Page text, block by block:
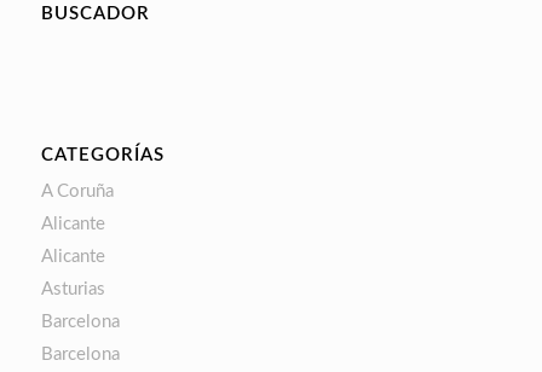
BUSCADOR
CATEGORÍAS
A Coruña
Alicante
Alicante
Asturias
Barcelona
Barcelona